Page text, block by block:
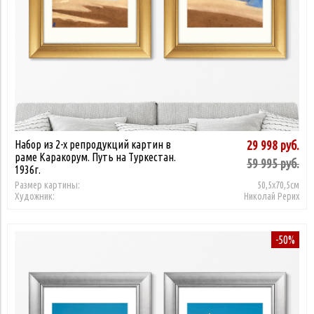
Пейзаж
Импрессионизм
Применить
60,5х60,5см
105х105см
157х105см
Применить
Применить
29 998
Набор из 2-х репродукций картин в
раме Каракорум. Путь на Туркестан.
1936г.
29 998 руб.
59 995 руб.
Размер картины:
50,5х70,5см
Художник:
Николай Рерих
-50%